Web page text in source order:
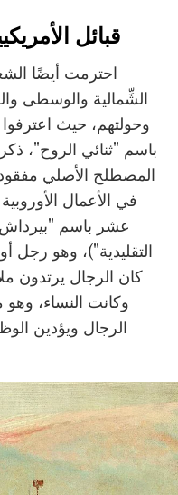
قبائل
احترمت أيضًا
الشِّمالية والوسطى
وحولتهم، حيث
باسم "ثنائي الروح"،
المصطلح الأصلي
في الأعمال
عشر باسم
التقليدية")، وهو
كان الرجال يرتدون
وكانت النساء، وهو
الرجال ويؤدين